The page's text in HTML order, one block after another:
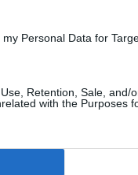
Personal Data for
Retention, Sale, and/
with the Purposes
“BIKE FRIENDLY”, PER IL